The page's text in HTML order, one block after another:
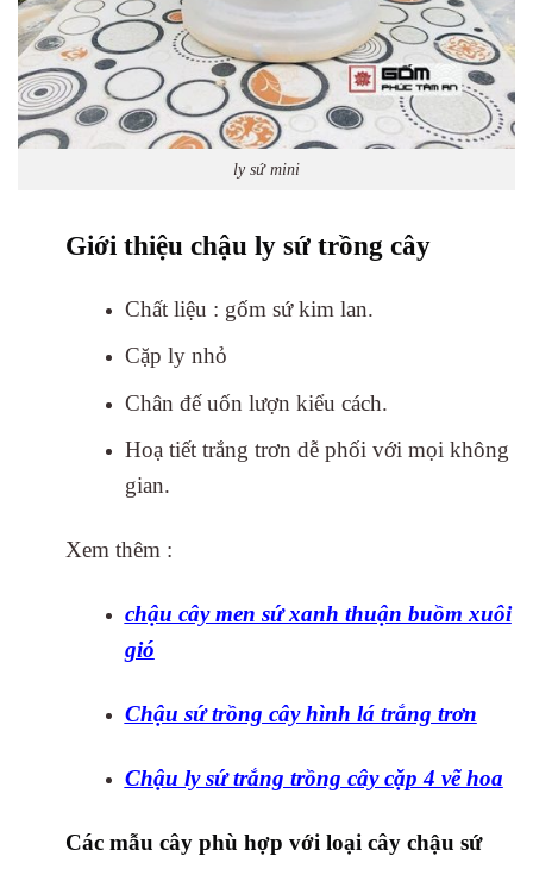
ly sứ mini
Giới thiệu chậu ly sứ trồng cây
Chất liệu : gốm sứ kim lan.
Cặp ly nhỏ
Chân đế uốn lượn kiểu cách.
Hoạ tiết trắng trơn dễ phối với mọi không
gian.
Xem thêm :
chậu cây men sứ xanh thuận buồm xuôi
gió
Chậu sứ trồng cây hình lá trắng trơn
Chậu ly sứ trắng trồng cây cặp 4 vẽ hoa
Các mẫu cây phù hợp với loại cây chậu sứ